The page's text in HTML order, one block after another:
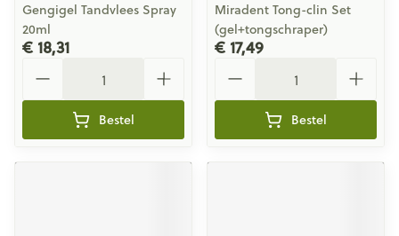
Gengigel Tandvlees Spray
20ml
€ 18,31
Bestel
Miradent Tong-clin Set
(gel+tongschraper)
€ 17,49
Bestel